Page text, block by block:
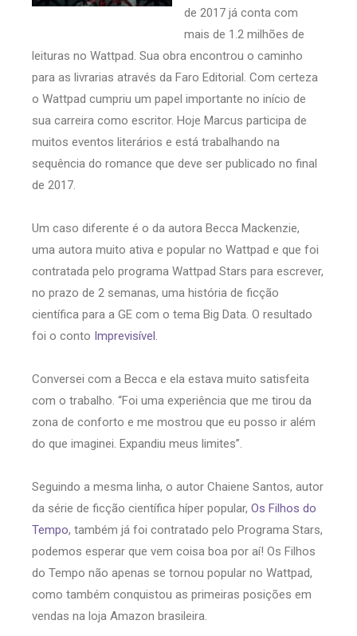
de 2017 já conta com
mais de 1.2 milhões de
leituras no Wattpad. Sua obra encontrou o caminho
para as livrarias através da Faro Editorial. Com certeza
o Wattpad cumpriu um papel importante no início de
sua carreira como escritor. Hoje Marcus participa de
muitos eventos literários e está trabalhando na
sequência do romance que deve ser publicado no final
de 2017.
Um caso diferente é o da autora Becca Mackenzie,
uma autora muito ativa e popular no Wattpad e que foi
contratada pelo programa Wattpad Stars para escrever,
no prazo de 2 semanas, uma história de ficção
científica para a GE com o tema Big Data. O resultado
foi o conto Imprevisível.
Conversei com a Becca e ela estava muito satisfeita
com o trabalho. “Foi uma experiência que me tirou da
zona de conforto e me mostrou que eu posso ir além
do que imaginei. Expandiu meus limites”.
Seguindo a mesma linha, o autor Chaiene Santos, autor
da série de ficção científica híper popular, Os Filhos do
Tempo, também já foi contratado pelo Programa Stars,
podemos esperar que vem coisa boa por aí! Os Filhos
do Tempo não apenas se tornou popular no Wattpad,
como também conquistou as primeiras posições em
vendas na loja Amazon brasileira.